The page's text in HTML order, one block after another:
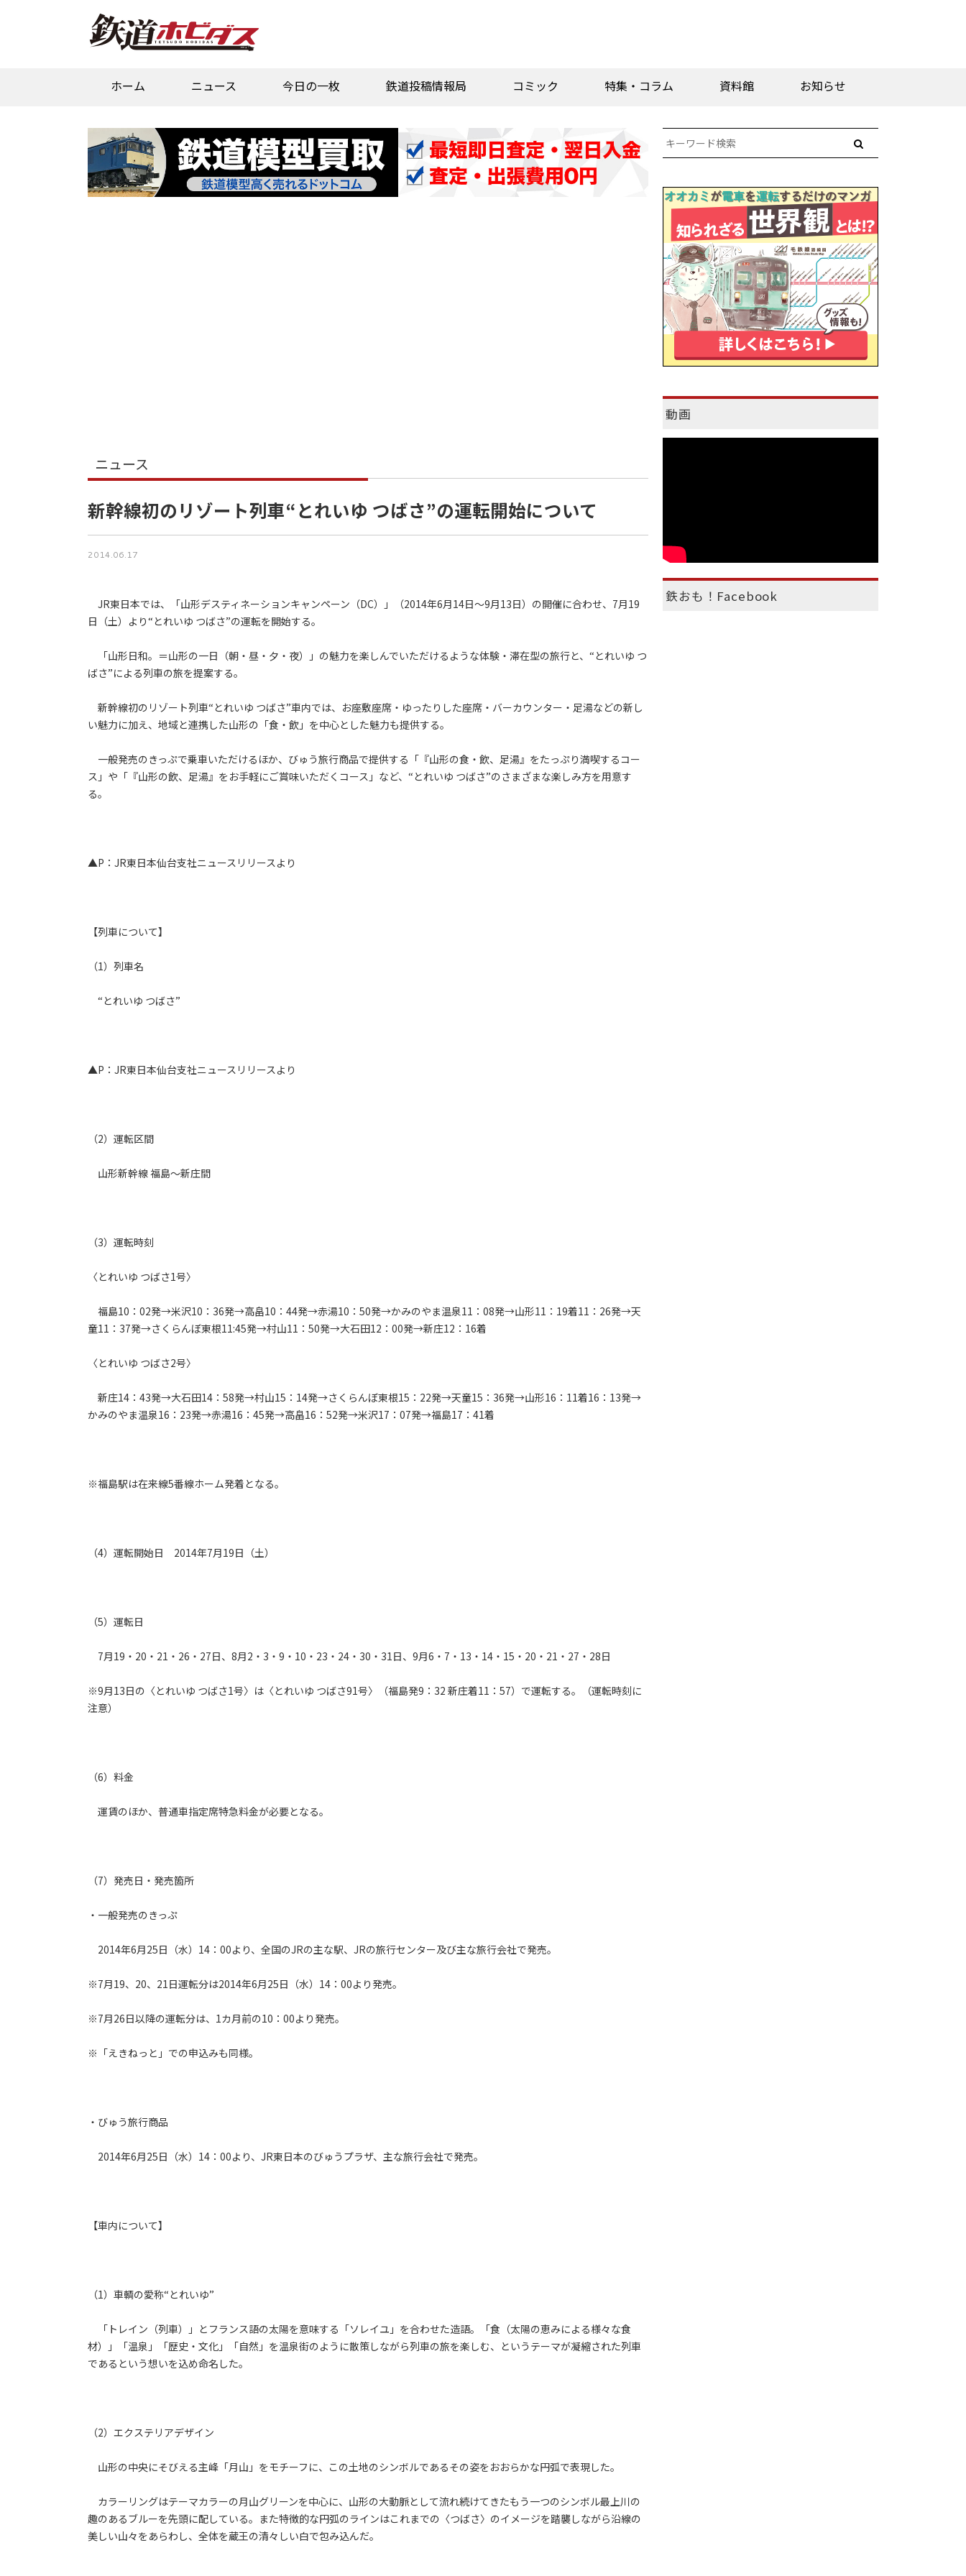
ホーム ニュース 今日の一枚 鉄道投稿情報局 コミック 特集・コラム 資料館 お知らせ
ニュース
新幹線初のリゾート列車“とれいゆ つばさ”の運転開始について
2014.06.17
JR東日本では、「山形デスティネーションキャンペーン（DC）」（2014年6月14日～9月13日）の開催に合わせ、7月19
日（土）より“とれいゆ つばさ”の運転を開始する。
「山形日和。＝山形の一日（朝・昼・夕・夜）」の魅力を楽しんでいただけるような体験・滞在型の旅行と、“とれいゆ つ
ばさ”による列車の旅を提案する。
新幹線初のリゾート列車“とれいゆ つばさ”車内では、お座敷座席・ゆったりした座席・バーカウンター・足湯などの新し
い魅力に加え、地域と連携した山形の「食・飲」を中心とした魅力も提供する。
一般発売のきっぷで乗車いただけるほか、びゅう旅行商品で提供する「『山形の食・飲、足湯』をたっぷり満喫するコー
ス」や「『山形の飲、足湯』をお手軽にご賞味いただくコース」など、“とれいゆ つばさ”のさまざまな楽しみ方を用意す
る。
▲P：JR東日本仙台支社ニュースリリースより
【列車について】
（1）列車名
“とれいゆ つばさ”
▲P：JR東日本仙台支社ニュースリリースより
（2）運転区間
山形新幹線 福島～新庄間
（3）運転時刻
〈とれいゆ つばさ1号〉
福島10：02発→米沢10：36発→高畠10：44発→赤湯10：50発→かみのやま温泉11：08発→山形11：19着11：26発→天
童11：37発→さくらんぼ東根11:45発→村山11：50発→大石田12：00発→新庄12：16着
〈とれいゆ つばさ2号〉
新庄14：43発→大石田14：58発→村山15：14発→さくらんぼ東根15：22発→天童15：36発→山形16：11着16：13発→
かみのやま温泉16：23発→赤湯16：45発→高畠16：52発→米沢17：07発→福島17：41着
※福島駅は在来線5番線ホーム発着となる。
（4）運転開始日 2014年7月19日（土）
（5）運転日
7月19・20・21・26・27日、8月2・3・9・10・23・24・30・31日、9月6・7・13・14・15・20・21・27・28日
※9月13日の〈とれいゆ つばさ1号〉は〈とれいゆ つばさ91号〉（福島発9：32 新庄着11：57）で運転する。（運転時刻に
注意）
（6）料金
運賃のほか、普通車指定席特急料金が必要となる。
（7）発売日・発売箇所
・一般発売のきっぷ
2014年6月25日（水）14：00より、全国のJRの主な駅、JRの旅行センター及び主な旅行会社で発売。
※7月19、20、21日運転分は2014年6月25日（水）14：00より発売。
※7月26日以降の運転分は、1カ月前の10：00より発売。
※「えきねっと」での申込みも同様。
・びゅう旅行商品
2014年6月25日（水）14：00より、JR東日本のびゅうプラザ、主な旅行会社で発売。
【車内について】
（1）車輌の愛称“とれいゆ”
「トレイン（列車）」とフランス語の太陽を意味する「ソレイユ」を合わせた造語。「食（太陽の恵みによる様々な食
材）」「温泉」「歴史・文化」「自然」を温泉街のように散策しながら列車の旅を楽しむ、というテーマが凝縮された列車
であるという想いを込め命名した。
（2）エクステリアデザイン
山形の中央にそびえる主峰「月山」をモチーフに、この土地のシンボルであるその姿をおおらかな円弧で表現した。
カラーリングはテーマカラーの月山グリーンを中心に、山形の大動脈として流れ続けてきたもう一つのシンボル最上川の
趣のあるブルーを先頭に配している。また特徴的な円弧のラインはこれまでの〈つばさ〉のイメージを踏襲しながら沿線の
美しい山々をあらわし、全体を蔵王の清々しい白で包み込んだ。
動画
鉄おも！Facebook